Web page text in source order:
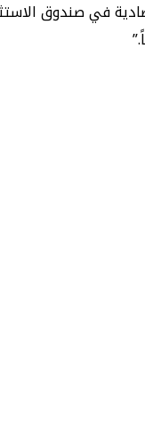
في صندوق